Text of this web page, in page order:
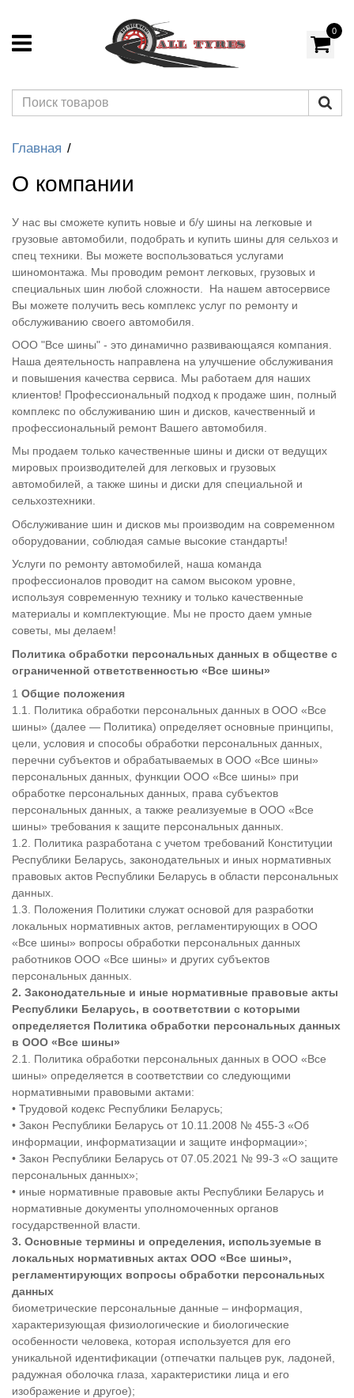
0
Главная
О компании
У нас вы сможете купить новые и б/у шины на легковые и
грузовые автомобили, подобрать и купить шины для сельхоз и
спец техники. Вы можете воспользоваться услугами
шиномонтажа. Мы проводим ремонт легковых, грузовых и
специальных шин любой сложности. На нашем автосервисе
Вы можете получить весь комплекс услуг по ремонту и
обслуживанию своего автомобиля.
ООО "Все шины" - это динамично развивающаяся компания.
Наша деятельность направлена на улучшение обслуживания
и повышения качества сервиса. Мы работаем для наших
клиентов! Профессиональный подход к продаже шин, полный
комплекс по обслуживанию шин и дисков, качественный и
профессиональный ремонт Вашего автомобиля.
Мы продаем только качественные шины и диски от ведущих
мировых производителей для легковых и грузовых
автомобилей, а также шины и диски для специальной и
сельхозтехники.
Обслуживание шин и дисков мы производим на современном
оборудовании, соблюдая самые высокие стандарты!
Услуги по ремонту автомобилей, наша команда
профессионалов проводит на самом высоком уровне,
используя современную технику и только качественные
материалы и комплектующие. Мы не просто даем умные
советы, мы делаем!
Политика обработки персональных данных в обществе с
ограниченной ответственностью «Все шины»
Общие положения
1.1. Политика обработки персональных данных в ООО «Все
шины» (далее — Политика) определяет основные принципы,
цели, условия и способы обработки персональных данных,
перечни субъектов и обрабатываемых в ООО «Все шины»
персональных данных, функции ООО «Все шины» при
обработке персональных данных, права субъектов
персональных данных, а также реализуемые в ООО «Все
шины» требования к защите персональных данных.
1.2. Политика разработана с учетом требований Конституции
Республики Беларусь, законодательных и иных нормативных
правовых актов Республики Беларусь в области персональных
данных.
1.3. Положения Политики служат основой для разработки
локальных нормативных актов, регламентирующих в ООО
«Все шины» вопросы обработки персональных данных
работников ООО «Все шины» и других субъектов
персональных данных.
2. Законодательные и иные нормативные правовые акты
Республики Беларусь, в соответствии с которыми
определяется Политика обработки персональных данных
в ООО «Все шины»
2.1. Политика обработки персональных данных в ООО «Все
шины» определяется в соответствии со следующими
нормативными правовыми актами:
• Трудовой кодекс Республики Беларусь;
• Закон Республики Беларусь от 10.11.2008 № 455-З «Об
информации, информатизации и защите информации»;
• Закон Республики Беларусь от 07.05.2021 № 99-З «О защите
персональных данных»;
• иные нормативные правовые акты Республики Беларусь и
нормативные документы уполномоченных органов
государственной власти.
3. Основные термины и определения, используемые в
локальных нормативных актах ООО «Все шины»,
регламентирующих вопросы обработки персональных
данных
биометрические персональные данные – информация,
характеризующая физиологические и биологические
особенности человека, которая используется для его
уникальной идентификации (отпечатки пальцев рук, ладоней,
радужная оболочка глаза, характеристики лица и его
изображение и другое);